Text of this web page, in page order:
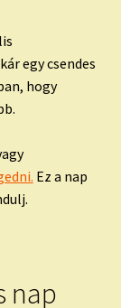
egy csendes
hogy
Ez a nap
nap